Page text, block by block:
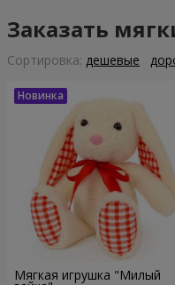
Заказать
Cортировка: дешевые
Мягкая игрушка "Милый